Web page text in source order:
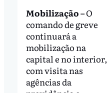
Mobilização –O
comando de greve
continuará a
mobilização na
capital e no interior,
com visita nas
agências da